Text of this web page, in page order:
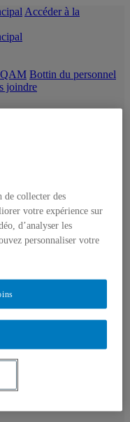
Accéder à la
Bottin du personnel
joindre
Chercher sur le web
de collecter des
votre expérience sur
d’analyser les
personnaliser votre